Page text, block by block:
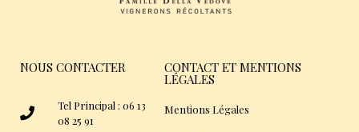
NOUS CONTACTER
Tel Principal : 06 13
08 25 91
CONTACT ET MENTIONS
LÉGALES
Mentions Légales